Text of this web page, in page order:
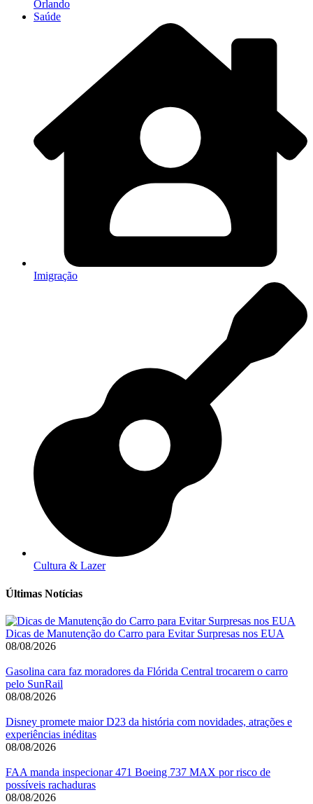
Orlando
Saúde
Imigração
Cultura & Lazer
Últimas Notícias
Dicas de Manutenção do Carro para Evitar Surpresas nos EUA
08/08/2026
Gasolina cara faz moradores da Flórida Central trocarem o carro
pelo SunRail
08/08/2026
Disney promete maior D23 da história com novidades, atrações e
experiências inéditas
08/08/2026
FAA manda inspecionar 471 Boeing 737 MAX por risco de
possíveis rachaduras
08/08/2026